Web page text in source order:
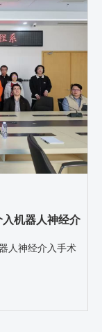
机器人神经介
人神经介入手术